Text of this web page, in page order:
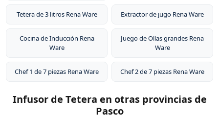
Tetera de 3 litros Rena Ware Extractor de jugo Rena Ware
Cocina de Inducción Rena
Ware
Juego de Ollas grandes Rena
Ware
Chef 1 de 7 piezas Rena Ware Chef 2 de 7 piezas Rena Ware
Infusor de Tetera en otras provincias de
Pasco